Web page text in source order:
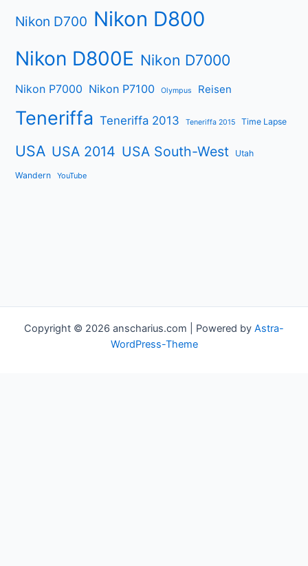
Nikon D700 Nikon D800
Nikon D800E Nikon D7000
Nikon P7000 Nikon P7100 Olympus Reisen
Teneriffa Teneriffa 2013 Teneriffa 2015 Time Lapse
USA USA 2014 USA South-West Utah
Wandern YouTube
Copyright © 2026 anscharius.com | Powered by Astra-
WordPress-Theme